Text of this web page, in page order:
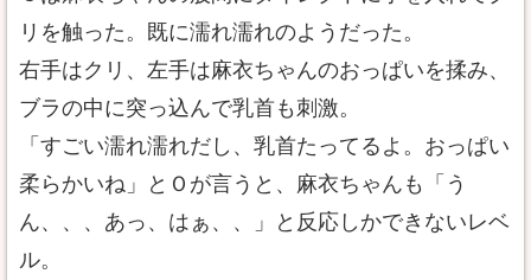
リを触った。既に濡れ濡れのようだった。
右手はクリ、左手は麻衣ちゃんのおっぱいを揉み、
ブラの中に突っ込んで乳首も刺激。
「すごい濡れ濡れだし、乳首たってるよ。おっぱい
柔らかいね」とＯが言うと、麻衣ちゃんも「う
ん、、、あっ、はぁ、、」と反応しかできないレベ
ル。